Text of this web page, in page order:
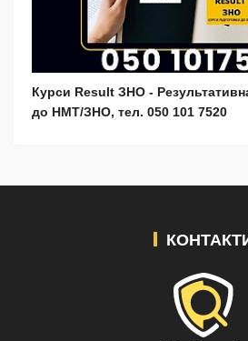
Курси Result ЗНО -
до НМТ/ЗНО, тел. 050 101 7520